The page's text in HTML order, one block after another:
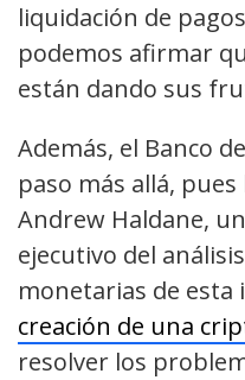
liquidación de
podemos afirmar
están dando sus
Además, el Banco
paso más allá,
Andrew Haldane,
ejecutivo del
monetarias de esta
creación de una
resolver los